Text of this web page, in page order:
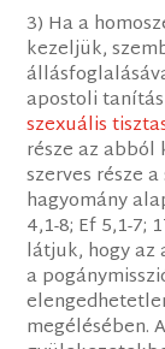
3) Ha a
kezeljük,
apostoli
szexuális
része az
szerves része
hagyomány
4,1-8; Ef 5,1-7;
látjuk, hogy az
a
megélésében.